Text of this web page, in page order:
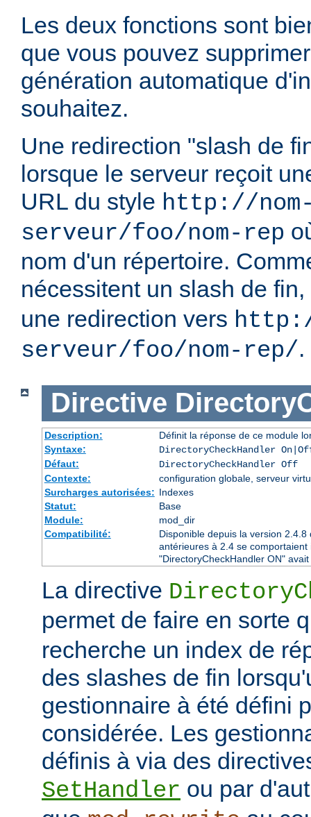
Les deux fonctions sont
que vous pouvez
génération automatique
souhaitez.
Une redirection "slash de
lorsque le serveur reçoit
URL du style http://
serveur/foo/nom-rep
nom d'un répertoire.
nécessitent un slash de fin,
une redirection vers
serveur/foo/nom-rep/.
Directive
Description:
Définit la réponse de ce module
Syntaxe:
DirectoryCheckHandler
Défaut:
DirectoryCheckHandler Off
Contexte:
configuration globale, serveur
Surcharges autorisées: Indexes
Statut:
Base
Module:
mod_dir
Compatibilité:
Disponible depuis la version
antérieures à 2.4 se
"DirectoryCheckHandler ON"
La directive
permet de faire en sorte
recherche un index de
des slashes de fin
gestionnaire à été défini
considérée. Les
définis à via des
SetHandler ou par